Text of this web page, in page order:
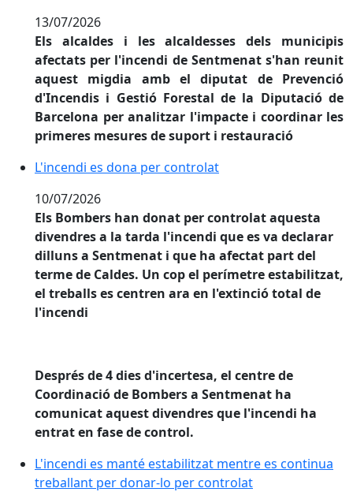
13/07/2026
Els alcaldes i les alcaldesses dels municipis
afectats per l'incendi de Sentmenat s'han reunit
aquest migdia amb el diputat de Prevenció
d'Incendis i Gestió Forestal de la Diputació de
Barcelona per analitzar l'impacte i coordinar les
primeres mesures de suport i restauració
L'incendi es dona per controlat
L'incendi es dona per controlat
10/07/2026
Els Bombers han donat per controlat aquesta
divendres a la tarda l'incendi que es va declarar
dilluns a Sentmenat i que ha afectat part del
terme de Caldes. Un cop el perímetre estabilitzat,
el treballs es centren ara en l'extinció total de
l'incendi
Després de 4 dies d'incertesa, el centre de
Coordinació de Bombers a Sentmenat ha
comunicat aquest divendres que l'incendi ha
entrat en fase de control.
L'incendi es manté estabilitzat mentre es continua
L'incendi es manté estabilitzat mentre es continua
treballant per donar-lo per controlat